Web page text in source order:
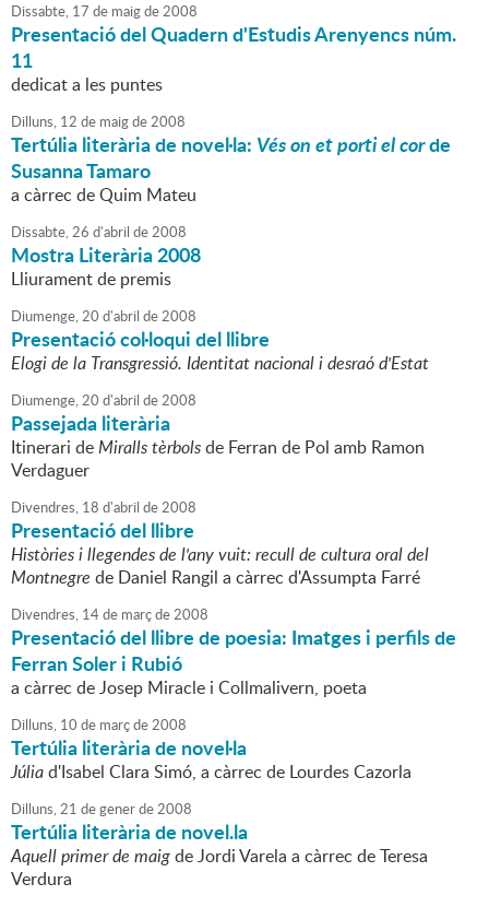
Dissabte, 17 de maigde2008
Presentació del Quadern d'Estudis Arenyencs núm.
11
dedicat a les puntes
Dilluns, 12 de maigde2008
Tertúlia literària de novel·la: Vés on et porti el corde
Susanna Tamaro
a càrrec de Quim Mateu
Dissabte,26 d'abril de2008
Mostra Literària 2008
Lliurament de premis
Diumenge,20 d'abril de2008
Presentació col·loqui del llibre
Elogi de la Transgressió. Identitat nacional i desraó d'Estat
Diumenge,20 d'abril de2008
Passejada literària
Itinerari deMiralls tèrbolsde Ferran de Pol amb Ramon
Verdaguer
Divendres, 18 d'abril de2008
Presentació del llibre
Històries i llegendes de l'any vuit: recull de cultura oral del
Montnegre de Daniel Rangil a càrrec d'Assumpta Farré
Divendres, 14de marçde2008
Presentació del llibre de poesia: Imatges i perfils de
Ferran Soler i Rubió
a càrrec de Josep Miracle i Collmalivern, poeta
Dilluns, 10 de marçde2008
Tertúlia literària de novel·la
Júliad'Isabel Clara Simó, a càrrec de Lourdes Cazorla
Dilluns,21 degenerde2008
Tertúlia literària de novel.la
Aquell primer de maigde Jordi Varela a càrrec de Teresa
Verdura